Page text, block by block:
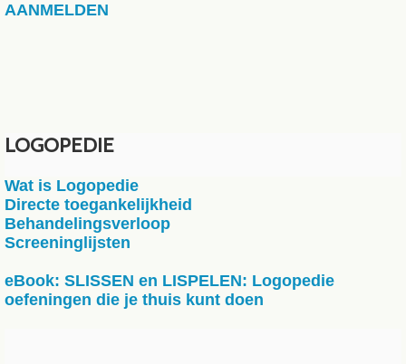
AANMELDEN
LOGOPEDIE
Wat is Logopedie
Directe toegankelijkheid
Behandelingsverloop
Screeninglijsten
eBook: SLISSEN en LISPELEN: Logopedie
oefeningen die je thuis kunt doen